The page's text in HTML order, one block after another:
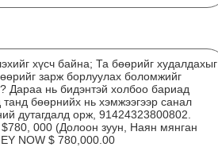
хүсч байна; Та бөөрийг худалдахыг
зарж борлуулах боломжийг
Дараа нь бидэнтэй холбоо бариад
бөөрнийх нь хэмжээгээр санал
дутагдалд орж, 91424323800802.
000 (Долоон зуун, Наян мянган
NOW $ 780,000.00